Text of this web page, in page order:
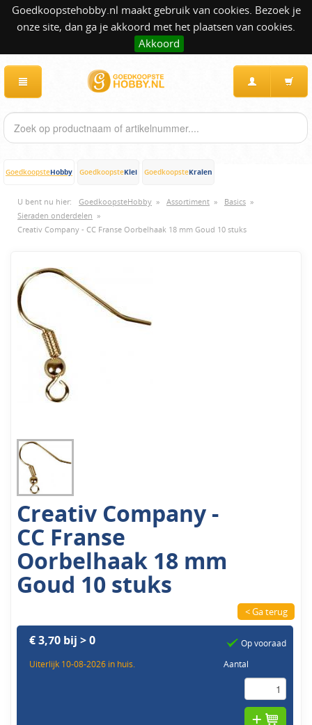
Goedkoopstehobby.nl maakt gebruik van cookies. Bezoek je
onze site, dan ga je akkoord met het plaatsen van cookies.
Akkoord
GoedkoopsteHobby GoedkoopsteKlei GoedkoopsteKralen
U bent nu hier: GoedkoopsteHobby » Assortiment » Basics »
Sieraden onderdelen »
Creativ Company - CC Franse Oorbelhaak 18 mm Goud 10 stuks
Creativ Company -
CC Franse
Oorbelhaak 18 mm
Goud 10 stuks
< Ga terug
€ 3,70 bij > 0
Uiterlijk 10-08-2026 in huis.
Op vooraad
Aantal